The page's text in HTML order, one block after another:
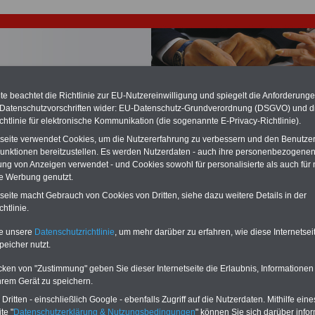
für Beamte auch im Ruhestand (zu geringe Alimentation)
hat die Berliner Landesbesoldung für verfassungs-
(Berlin muss bisMärz 2027 eine Neuregelung der Besoldung
Auch beim Bund (Beamte & Ruhestandsbeamte) gibt es teilweise
(Medienberichten zufolge liegt diese für
mind. 3.000 und 13.000 Euro, Der INFO-SERVICE gibt hierzu eine
heraus, die unmittelbar nach dem Beschluss des Gesetzentwurfs der
vorgelegt wird (im II. Quartal.2026 >>>
für den öffentlichen Dienst der Länder (TV-L): § 39 In-
Laufzeit
Neu aufgelegt: Oktober 2025 PDF-SERVICEnur 15 Euro
beachtet die Richtlinie zur EU-Nutzereinwilligung und spiegelt die
wider: EU-Datenschutz-Grundverordnung (DSGVO) und
für elektronische Kommunikation (die sogenannte E-Privacy-Richtlinie).
verwendet Cookies, um die Nutzererfahrung zu verbessern und den
bereitzustellen. Es werden Nutzerdaten - auch ihre
von Anzeigen verwendet - und Cookies sowohl für personalisierte als auch für
Werbung genutzt.
macht Gebrauch von Cookies von Dritten, siehe dazu weitere Details in der
unsere Datenschutzrichtlinie, um mehr darüber zu erfahren, wie diese
nutzt.
von "Zustimmung" geben Sie dieser Internetseite die Erlaubnis,
Gerät zu speichern.
- einschließlich Google - ebenfalls Zugriff auf die Nutzerdaten. Mithilfe
"Datenschutzerklärung & Nutzungsbedingungen" können Sie sich darüber